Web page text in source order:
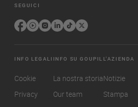
SEGUICI
INFO LEGALI
Cookie
Privacy
INFO SU GOUPIL
La nostra storia
Our team
L'AZIENDA
Notizie
Stampa